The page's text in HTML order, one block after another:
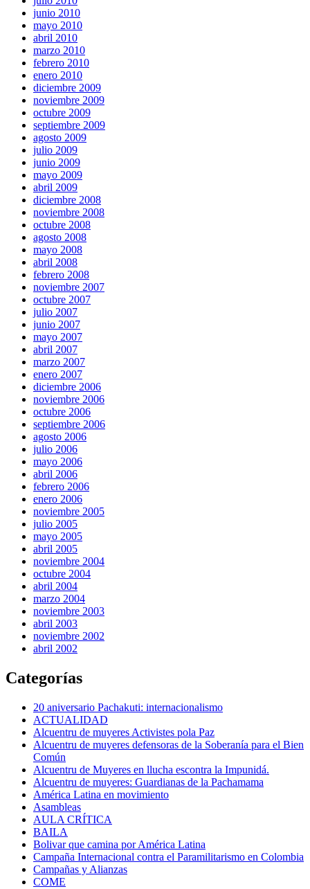
junio 2010
mayo 2010
abril 2010
marzo 2010
febrero 2010
enero 2010
diciembre 2009
noviembre 2009
octubre 2009
septiembre 2009
agosto 2009
julio 2009
junio 2009
mayo 2009
abril 2009
diciembre 2008
noviembre 2008
octubre 2008
agosto 2008
mayo 2008
abril 2008
febrero 2008
noviembre 2007
octubre 2007
julio 2007
junio 2007
mayo 2007
abril 2007
marzo 2007
enero 2007
diciembre 2006
noviembre 2006
octubre 2006
septiembre 2006
agosto 2006
julio 2006
mayo 2006
abril 2006
febrero 2006
enero 2006
noviembre 2005
julio 2005
mayo 2005
abril 2005
noviembre 2004
octubre 2004
abril 2004
marzo 2004
noviembre 2003
abril 2003
noviembre 2002
abril 2002
Categorías
20 aniversario Pachakuti: internacionalismo
ACTUALIDAD
Alcuentru de muyeres Activistes pola Paz
Alcuentru de muyeres defensoras de la Soberanía para el Bien
Común
Alcuentru de Muyeres en llucha escontra la Impunidá.
Alcuentru de muyeres: Guardianas de la Pachamama
América Latina en movimiento
Asambleas
AULA CRÍTICA
BAILA
Bolivar que camina por América Latina
Campaña Internacional contra el Paramilitarismo en Colombia
Campañas y Alianzas
COME